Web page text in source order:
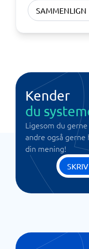
SAMMENLIGN
Kender
du
Ligesom du
andre også
din mening!